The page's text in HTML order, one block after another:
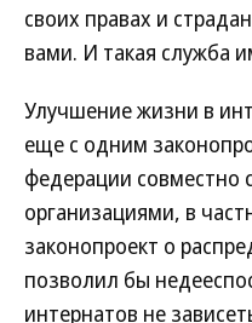
своих правах и
вами. И такая служба
Улучшение жизни в
еще с одним
федерации совместно
организациями, в
законопроект о
позволил бы
интернатов не